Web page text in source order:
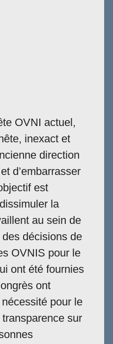
OVNI actuel,
inexact et
direction
d’embarrasser
est
la
au sein de
décisions de
OVNIS pour le
ont été fournies
ont
pour le
sur